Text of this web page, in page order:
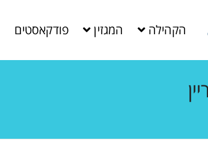
הקהילה המגזין פודקאסטים